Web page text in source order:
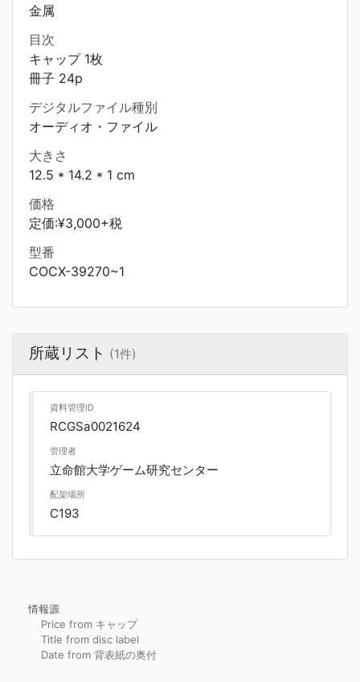
金属
目次
キャップ 1枚
冊子 24p
デジタルファイル種別
オーディオ・ファイル
大きさ
12.5 * 14.2 * 1 cm
価格
定価:¥3,000+税
型番
COCX-39270~1
所蔵リスト (1件)
資料管理ID
RCGSa0021624
管理者
立命館大学ゲーム研究センター
配架場所
C193
情報源
Price from キャップ
Title from disc label
Date from 背表紙の奥付